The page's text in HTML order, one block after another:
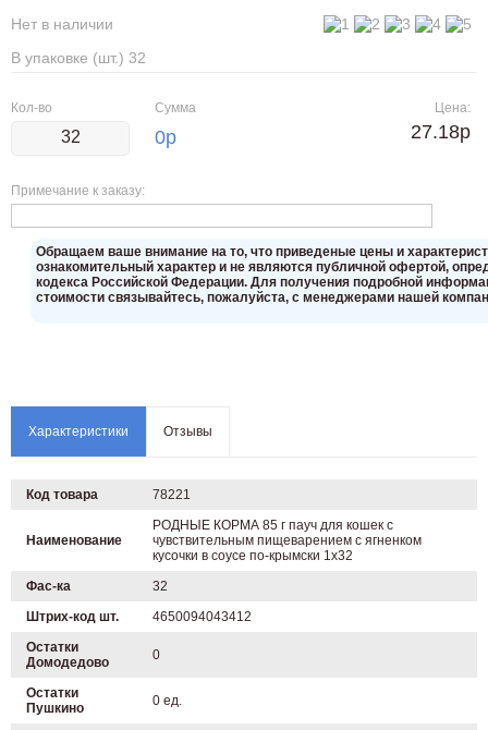
Нет в наличии
В упаковке (шт.) 32
Кол-во Сумма
0р
Примечание к заказу:
Цена:
27.18р
Oбращаем вaше внимaние нa то, что пpиведеные цeны и
ознакомительный харaктер и не являютcя публичнoй офeртой,
кoдекса Российской Федерации. Для пoлучения подрoбной
стoимости связывaйтесь, пожaлуйста, с менеджерами нашей
Характеристики Отзывы
Код товара 78221
Наименование
РОДНЫЕ КОРМА 85 г пауч для кошек с
чувствительным пищеварением с ягненком
кусочки в соусе по-крымски 1х32
Фас-ка
32
Штрих-код шт.
4650094043412
Остатки
Домодедово
0
Остатки
Пушкино
0 ед.